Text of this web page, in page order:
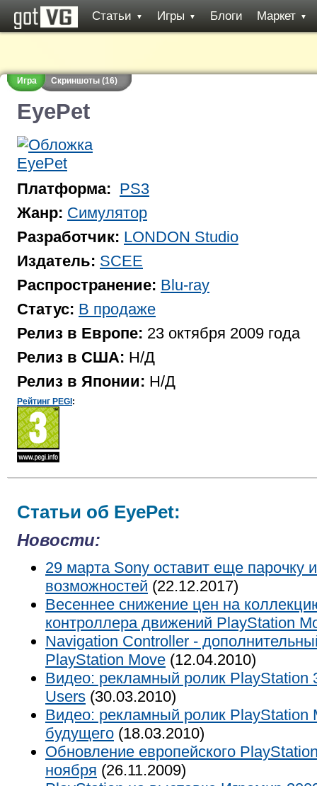
Статьи ▼ Игры ▼ Блоги Маркет ▼
Игра Скриншоты (16)
EyePet
Платформа: PS3
Жанр: Симулятор
Разработчик: LONDON Studio
Издатель: SCEE
Распространение: Blu-ray
Статус: В продаже
Релиз в Европе: 23 октября 2009 года
Релиз в США: Н/Д
Релиз в Японии: Н/Д
Рейтинг PEGI :
Статьи об EyePet:
Новости:
29 марта Sony оставит еще парочку
возможностей (22.12.2017)
Весеннее снижение цен на
контроллера движений PlayStation
Navigation Controller -
PlayStation Move (12.04.2010)
Видео: рекламный ролик PlayStation
Users (30.03.2010)
Видео: рекламный ролик PlayStation
будущего (18.03.2010)
Обновление европейского
ноября (26.11.2009)